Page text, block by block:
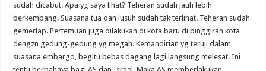
sudah dicabut. Apa yg saya lihat? Teheran sudah jauh lebih
berkembang. Suasana tua dan lusuh sudah tak terlihat. Teheran sudah
gemerlap. Pertemuan juga dilakukan di kota baru di pinggiran kota
dengzn gedung-gedung yg megah. Kemandirian yg teruji dalam
suasana embargo, begitu bebas dagang lagi langsung melesat. Ini